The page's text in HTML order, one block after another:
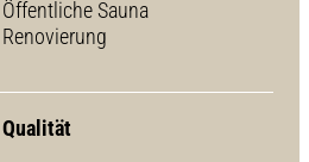
Öffentliche Sauna
Renovierung
Qualität